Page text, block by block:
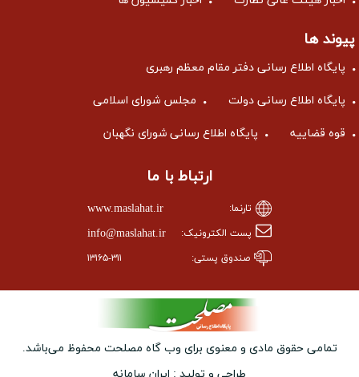
پیوند ها
پایگاه اطلاع رسانی دفتر مقام معظم رهبری
پایگاه اطلاع رسانی دولت مجلس شورای اسلامی
قوه قضاییه پایگاه اطلاع رسانی شورای نگهبان
ارتباط با ما
تارنما: www.maslahat.ir
پست الکترونیک: info@maslahat.ir
صندوق پستی: ۱۳۱۶۵-۳۱۱
تمامی حقوق مادی و معنوی برای وب ‌گاه مصلحت محفوظ می‌باشد.
طراحی و تولید : ایران سامانه